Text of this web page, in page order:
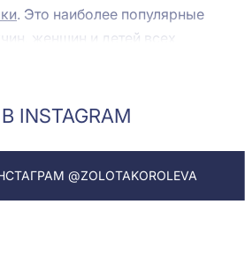
. Это наиболее популярные
женщин и детей всех
выгодно выделяется среди
которые нельзя
с панцирным
INSTAGRAM
В